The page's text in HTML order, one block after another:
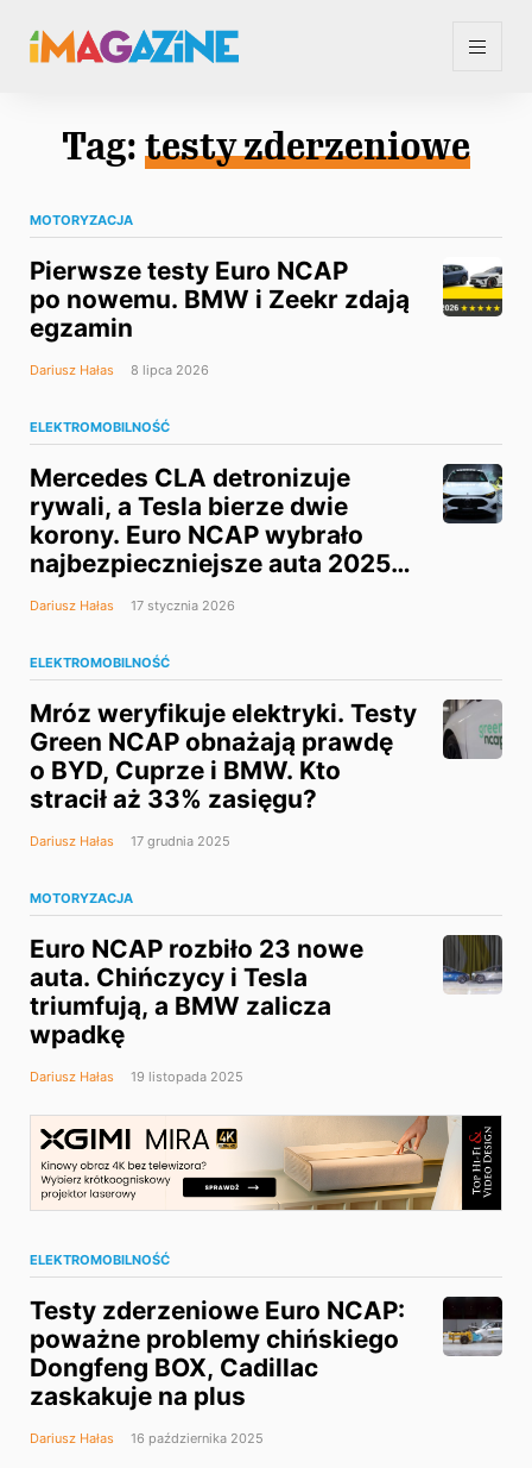
Tag: testy zderzeniowe
MOTORYZACJA
Pierwsze testy Euro NCAP
po nowemu. BMW i Zeekr zdają
egzamin
Dariusz Hałas 8 lipca 2026
ELEKTROMOBILNOŚĆ
Mercedes CLA detronizuje
rywali, a Tesla bierze dwie
korony. Euro NCAP wybrało
najbezpieczniejsze auta 2025
roku
Dariusz Hałas 17 stycznia 2026
ELEKTROMOBILNOŚĆ
Mróz weryfikuje elektryki. Testy
Green NCAP obnażają prawdę
o BYD, Cuprze i BMW. Kto
stracił aż 33% zasięgu?
Dariusz Hałas 17 grudnia 2025
MOTORYZACJA
Euro NCAP rozbiło 23 nowe
auta. Chińczycy i Tesla
triumfują, a BMW zalicza
wpadkę
Dariusz Hałas 19 listopada 2025
ELEKTROMOBILNOŚĆ
Testy zderzeniowe Euro NCAP:
poważne problemy chińskiego
Dongfeng BOX, Cadillac
zaskakuje na plus
Dariusz Hałas 16 października 2025